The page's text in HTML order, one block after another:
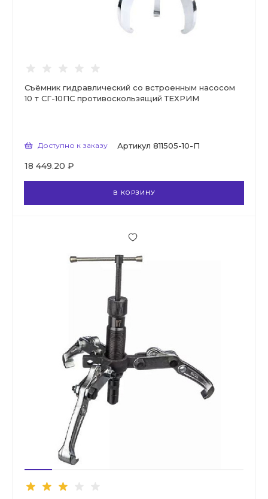
Съёмник гидравлический со встроенным насосом
10 т СГ-10ПС противоскользящий ТЕХРИМ
Доступно к заказу Артикул 811505-10-П
18 449.20 ₽
В КОРЗИНУ